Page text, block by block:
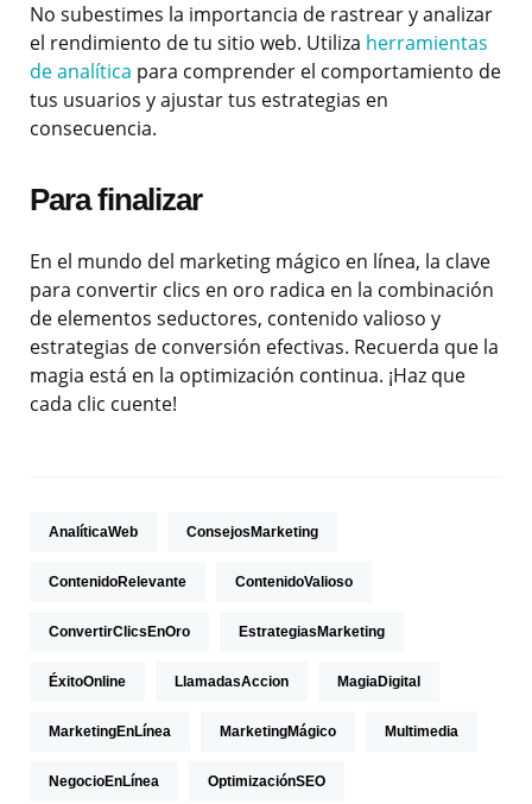
No subestimes la importancia de rastrear y analizar
el rendimiento de tu sitio web. Utiliza herramientas
de analítica para comprender el comportamiento de
tus usuarios y ajustar tus estrategias en
consecuencia.
Para finalizar
En el mundo del marketing mágico en línea, la clave
para convertir clics en oro radica en la combinación
de elementos seductores, contenido valioso y
estrategias de conversión efectivas. Recuerda que la
magia está en la optimización continua. ¡Haz que
cada clic cuente!
AnalíticaWeb ConsejosMarketing
ContenidoRelevante ContenidoValioso
ConvertirClicsEnOro EstrategiasMarketing
ÉxitoOnline LlamadasAccion MagiaDigital
MarketingEnLínea MarketingMágico Multimedia
NegocioEnLínea OptimizaciónSEO